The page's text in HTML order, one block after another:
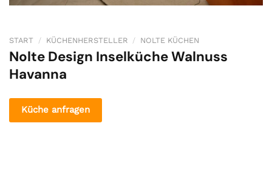
START / KÜCHENHERSTELLER / NOLTE KÜCHEN
Nolte Design Inselküche Walnuss
Havanna
Küche anfragen